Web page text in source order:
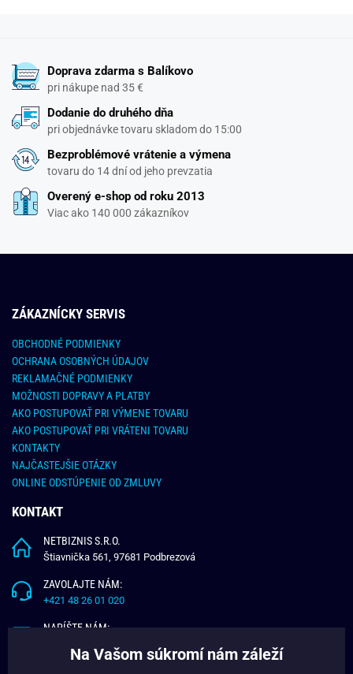
Doprava zdarma s Balíkovo
pri nákupe nad 35 €
Dodanie do druhého dňa
pri objednávke tovaru skladom do 15:00
Bezproblémové vrátenie a výmena
tovaru do 14 dní od jeho prevzatia
Overený e-shop od roku 2013
Viac ako 140 000 zákazníkov
ZÁKAZNÍCKY SERVIS
OBCHODNÉ PODMIENKY
OCHRANA OSOBNÝCH ÚDAJOV
REKLAMAČNÉ PODMIENKY
MOŽNOSTI DOPRAVY A PLATBY
AKO POSTUPOVAŤ PRI VÝMENE TOVARU
AKO POSTUPOVAŤ PRI VRÁTENI TOVARU
KONTAKTY
NAJČASTEJŠIE OTÁZKY
ONLINE ODSTÚPENIE OD ZMLUVY
KONTAKT
NETBIZNIS S.R.O.
Štiavnička 561, 97681 Podbrezová
ZAVOLAJTE NÁM:
+421 48 26 01 020
NAPÍŠTE NÁM:
Na Vašom súkromí nám záleží